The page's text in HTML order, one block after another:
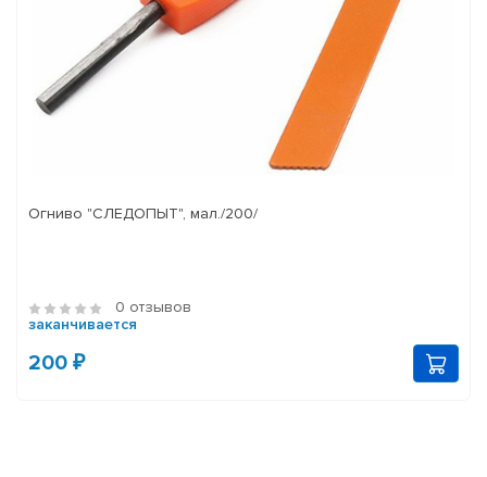
Огниво "СЛЕДОПЫТ", мал./200/
0 отзывов
заканчивается
200 ₽